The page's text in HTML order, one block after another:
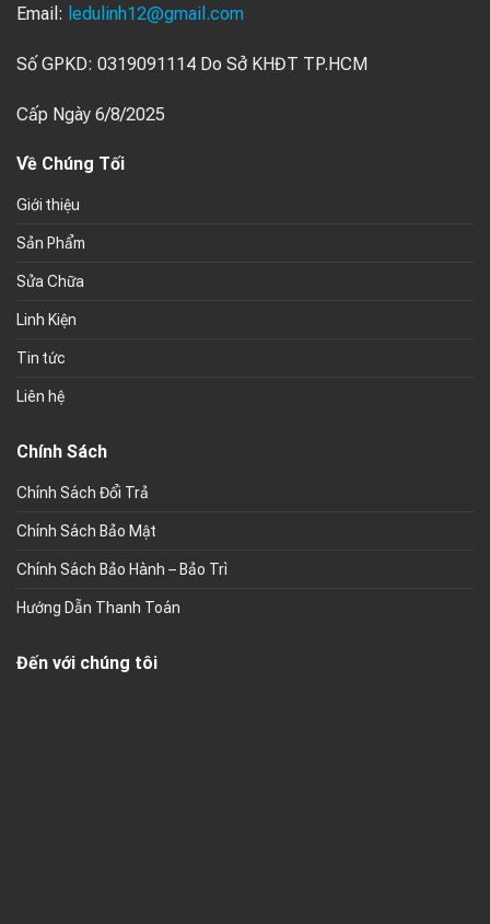
Email: ledulinh12@gmail.com
Số GPKD: 0319091114 Do Sở KHĐT TP.HCM
Cấp Ngày 6/8/2025
Về Chúng Tối
Giới thiệu
Sản Phẩm
Sửa Chữa
Linh Kiện
Tin tức
Liên hệ
Chính Sách
Chính Sách Đổi Trả
Chính Sách Bảo Mật
Chính Sách Bảo Hành – Bảo Trì
Hướng Dẫn Thanh Toán
Đến với chúng tôi